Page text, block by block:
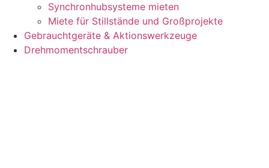
Synchronhubsysteme mieten
Miete für Stillstände und Großprojekte
Gebrauchtgeräte & Aktionswerkzeuge
Drehmomentschrauber